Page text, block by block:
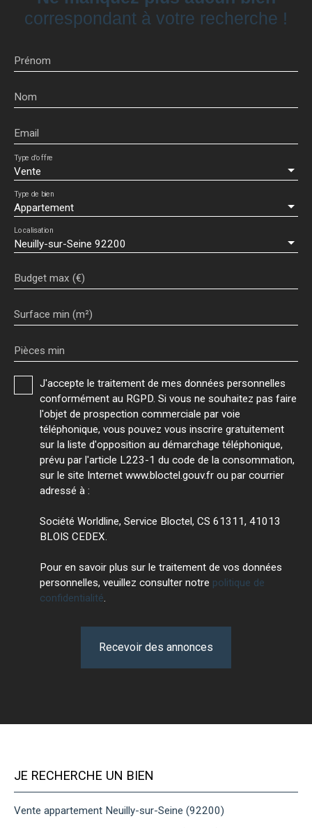
correspondant à votre recherche !
Prénom
Nom
Email
Vente
Type d'offre
Appartement
Type de bien
Neuilly-sur-Seine 92200
Localisation
Budget max (€)
Surface min (m²)
Pièces min
J'accepte le traitement de mes données personnelles
conformément au RGPD. Si vous ne souhaitez pas faire
l'objet de prospection commerciale par voie
téléphonique, vous pouvez vous inscrire gratuitement
sur la liste d'opposition au démarchage téléphonique,
prévu par l'article L223-1 du code de la consommation,
sur le site Internet www.bloctel.gouv.fr ou par courrier
adressé à :
Société Worldline, Service Bloctel, CS 61311, 41013
BLOIS CEDEX.
Pour en savoir plus sur le traitement de vos données
personnelles, veuillez consulter notre politique de
confidentialité
Recevoir des annonces
JE RECHERCHE UN BIEN
Vente appartement Neuilly-sur-Seine (92200)